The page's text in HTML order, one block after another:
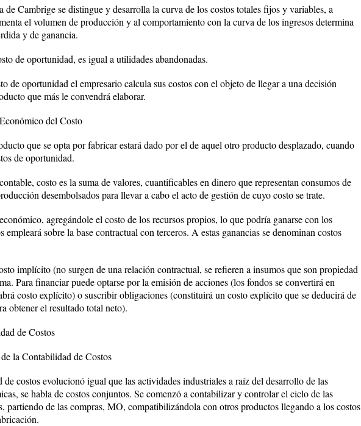
de Cambrige se distingue y desarrolla la curva de los costos totales fijos y variables, a
el volumen de producción y al comportamiento con la curva de los ingresos determina
y de ganancia.
de oportunidad, es igual a utilidades abandonadas.
de oportunidad el empresario calcula sus costos con el objeto de llegar a una decisión
que más le convendrá elaborar.
del Costo
que se opta por fabricar estará dado por el de aquel otro producto desplazado, cuando
de oportunidad.
costo es la suma de valores, cuantificables en dinero que representan consumos de
desembolsados para llevar a cabo el acto de gestión de cuyo costo se trate.
agregándole el costo de los recursos propios, lo que podría ganarse con los
empleará sobre la base contractual con terceros. A estas ganancias se denominan costos
implícito (no surgen de una relación contractual, se refieren a insumos que son propiedad
Para financiar puede optarse por la emisión de acciones (los fondos se convertirá en
costo explícito) o suscribir obligaciones (constituirá un costo explícito que se deducirá de
obtener el resultado total neto).
de Costos
la Contabilidad de Costos
costos evolucionó igual que las actividades industriales a raíz del desarrollo de las
se habla de costos conjuntos. Se comenzó a contabilizar y controlar el ciclo de las
partiendo de las compras, MO, compatibilizándola con otros productos llegando a los costos